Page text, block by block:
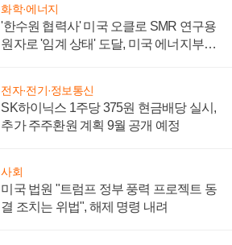
화학·에너지
'한수원 협력사' 미국 오클로 SMR 연구용
원자로 '임계 상태' 도달, 미국 에너지부
전자·전기·정보통신
SK하이닉스 1주당 375원 현금배당 실시,
추가 주주환원 계획 9월 공개 예정
사회
미국 법원 "트럼프 정부 풍력 프로젝트 동
결 조치는 위법", 해제 명령 내려